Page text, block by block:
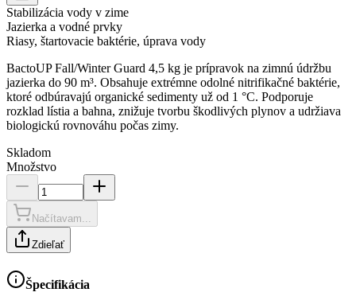
Stabilizácia vody v zime
Jazierka a vodné prvky
Riasy, štartovacie baktérie, úprava vody
BactoUP Fall/Winter Guard 4,5 kg je prípravok na zimnú údržbu
jazierka do 90 m³. Obsahuje extrémne odolné nitrifikačné baktérie,
ktoré odbúravajú organické sedimenty už od 1 °C. Podporuje
rozklad lístia a bahna, znižuje tvorbu škodlivých plynov a udržiava
biologickú rovnováhu počas zimy.
Skladom
Množstvo
Načítavam...
Zdieľať
Špecifikácia